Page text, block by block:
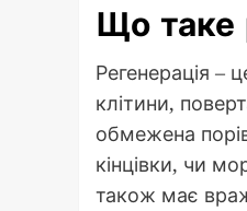
Що таке
Регенерація –
клітини,
обмежена
кінцівки, чи
також має